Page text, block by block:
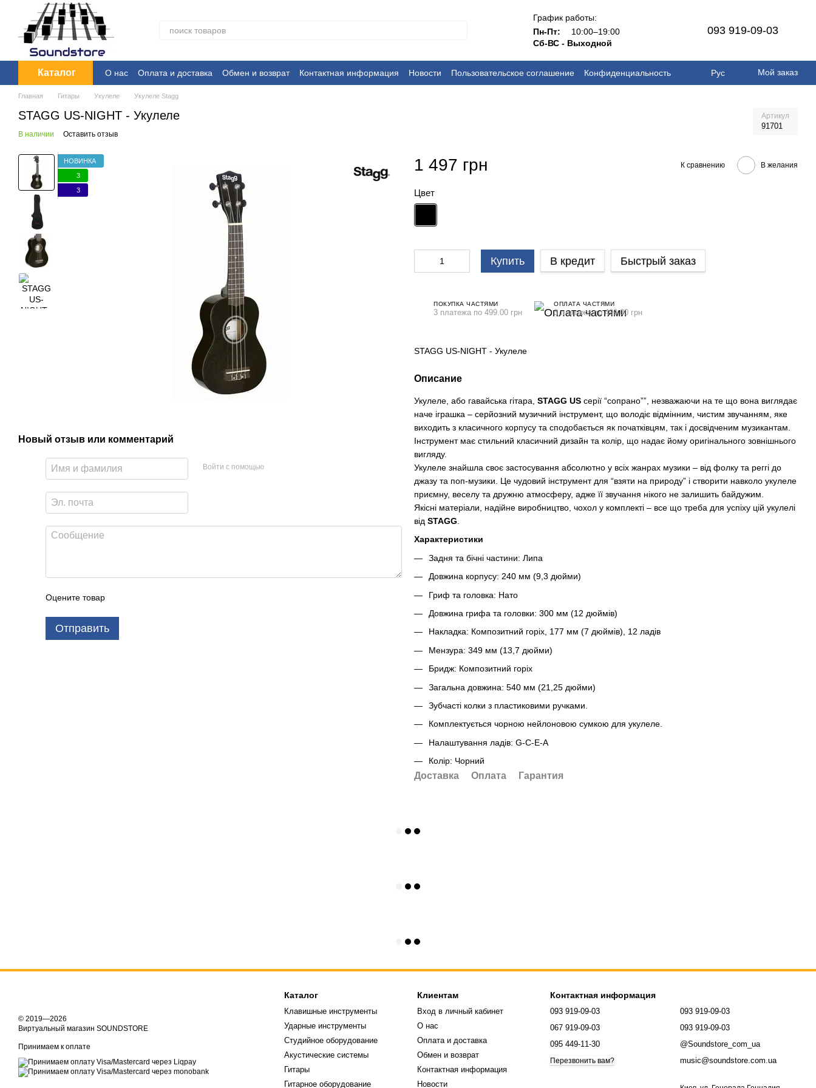
Перейти к основному контенту
График работы:
Пн-Пт:
10:00–19:00
Сб-ВС - Выходной
093 919-09-03
Каталог О нас Оплата и доставка Обмен и возврат Контактная информация Новости Пользовательское соглашение Конфиденциальность Рус Мой заказ
Главная Гитары Укулеле Укулеле Stagg
STAGG US-NIGHT - Укулеле Артикул
91701
В наличии Оставить отзыв
НОВИНКА
3
3
Новый отзыв или комментарий
Войти с помощью
Оцените товар
Отправить
1 497 грн К сравнению В желания
Цвет
Купить В кредит Быстрый заказ
ПОКУПКА ЧАСТЯМИ
3 платежа по 499.00 грн
ОПЛАТА ЧАСТЯМИ
3 платежа по 499.00 грн
STAGG US-NIGHT - Укулеле
Описание
Укулеле, або гавайська гітара, STAGG US серії “сопрано””, незважаючи на те що вона виглядає
наче іграшка – серйозний музичний інструмент, що володіє відмінним, чистим звучанням, яке
виходить з класичного корпусу та сподобається як початківцям, так і досвідченим музикантам.
Інструмент має стильний класичний дизайн та колір, що надає йому оригінального зовнішнього
вигляду.
Укулеле знайшла своє застосування абсолютно у всіх жанрах музики – від фолку та реггі до
джазу та поп-музики. Це чудовий інструмент для “взяти на природу” і створити навколо укулеле
приємну, веселу та дружню атмосферу, адже її звучання нікого не залишить байдужим.
Якісні матеріали, надійне виробництво, чохол у комплекті – все що треба для успіху цій укулелі
від STAGG
Характеристики
Задня та бічні частини: Липа
Довжина корпусу: 240 мм (9,3 дюйми)
Гриф та головка: Нато
Довжина грифа та головки: 300 мм (12 дюймів)
Накладка: Композитний горіх, 177 мм (7 дюймів), 12 ладів
Мензура: 349 мм (13,7 дюйми)
Бридж: Композитний горіх
Загальна довжина: 540 мм (21,25 дюйми)
Зубчасті колки з пластиковими ручками.
Комплектується чорною нейлоновою сумкою для укулеле.
Налаштування ладів: G-C-E-A
Колір: Чорний
Доставка Оплата Гарантия
© 2019—2026
Виртуальный магазин SOUNDSTORE
Принимаем к оплате
Каталог
Клавишные инструменты
Ударные инструменты
Студийное оборудование
Акустические системы
Гитары
Гитарное оборудование
Клиентам
Вход в личный кабинет
О нас
Оплата и доставка
Обмен и возврат
Контактная информация
Новости
Контактная информация
093 919-09-03
067 919-09-03
095 449-11-30
Перезвонить вам?
093 919-09-03
093 919-09-03
@Soundstore_com_ua
music@soundstore.com.ua